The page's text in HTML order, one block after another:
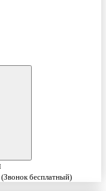
(Звонок бесплатный)